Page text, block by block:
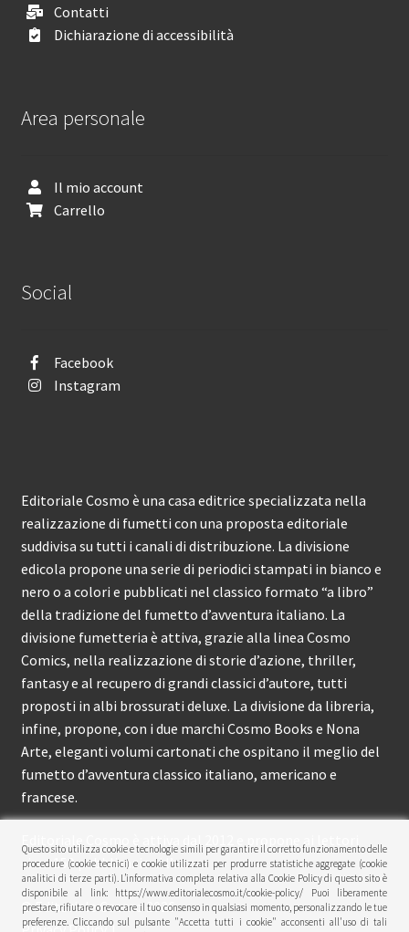
Contatti
Dichiarazione di accessibilità
Area personale
Il mio account
Carrello
Social
Facebook
Instagram
Editoriale Cosmo è una casa editrice specializzata nella
realizzazione di fumetti con una proposta editoriale
suddivisa su tutti i canali di distribuzione. La divisione
edicola propone una serie di periodici stampati in bianco e
nero o a colori e pubblicati nel classico formato “a libro”
della tradizione del fumetto d’avventura italiano. La
divisione fumetteria è attiva, grazie alla linea Cosmo
Comics, nella realizzazione di storie d’azione, thriller,
fantasy e al recupero di grandi classici d’autore, tutti
proposti in albi brossurati deluxe. La divisione da libreria,
infine, propone, con i due marchi Cosmo Books e Nona
Arte, eleganti volumi cartonati che ospitano il meglio del
fumetto d’avventura classico italiano, americano e
francese.
Editoriale Cosmo è attiva dal 2012 e propone ai lettori
circa 150 pubblicazioni l’anno.
© Editoriale Cosmo 2026
Questo sito utilizza cookie e tecnologie simili per garantire il corretto funzionamento delle
procedure (cookie tecnici) e cookie utilizzati per produrre statistiche aggregate (cookie
analitici di terze parti). L’informativa completa relativa alla Cookie Policy di questo sito è
disponibile al link: https://www.editorialecosmo.it/cookie-policy/ Puoi liberamente
prestare, rifiutare o revocare il tuo consenso in qualsiasi momento, personalizzando le tue
preferenze. Cliccando sul pulsante "Accetta tutti i cookie" acconsenti all'uso di tali